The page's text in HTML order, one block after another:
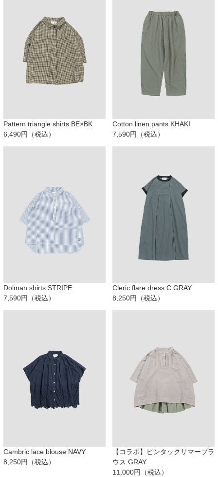
Pattern triangle shirts BE×BK
6,490円（税込）
Cotton linen pants KHAKI
7,590円（税込）
Dolman shirts STRIPE
7,590円（税込）
Cleric flare dress C.GRAY
8,250円（税込）
Cambric lace blouse NAVY
8,250円（税込）
【コラボ】ピンタックサマーブラ
ウス GRAY
11,000円（税込）